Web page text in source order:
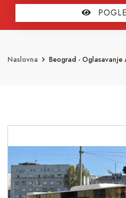
Naslovna Beograd - Oglasavanje